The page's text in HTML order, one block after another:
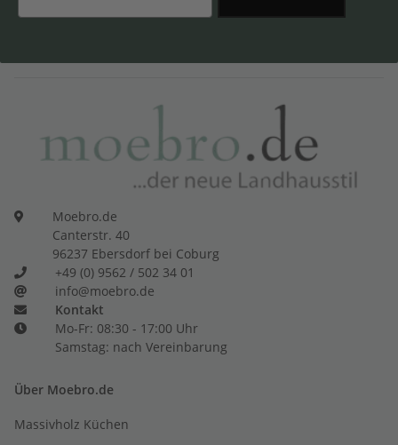
Moebro.de
Canterstr. 40
96237 Ebersdorf bei Coburg
+49 (0) 9562 / 502 34 01
info@moebro.de
Kontakt
Mo-Fr: 08:30 - 17:00 Uhr
Samstag: nach Vereinbarung
Über Moebro.de
Massivholz Küchen